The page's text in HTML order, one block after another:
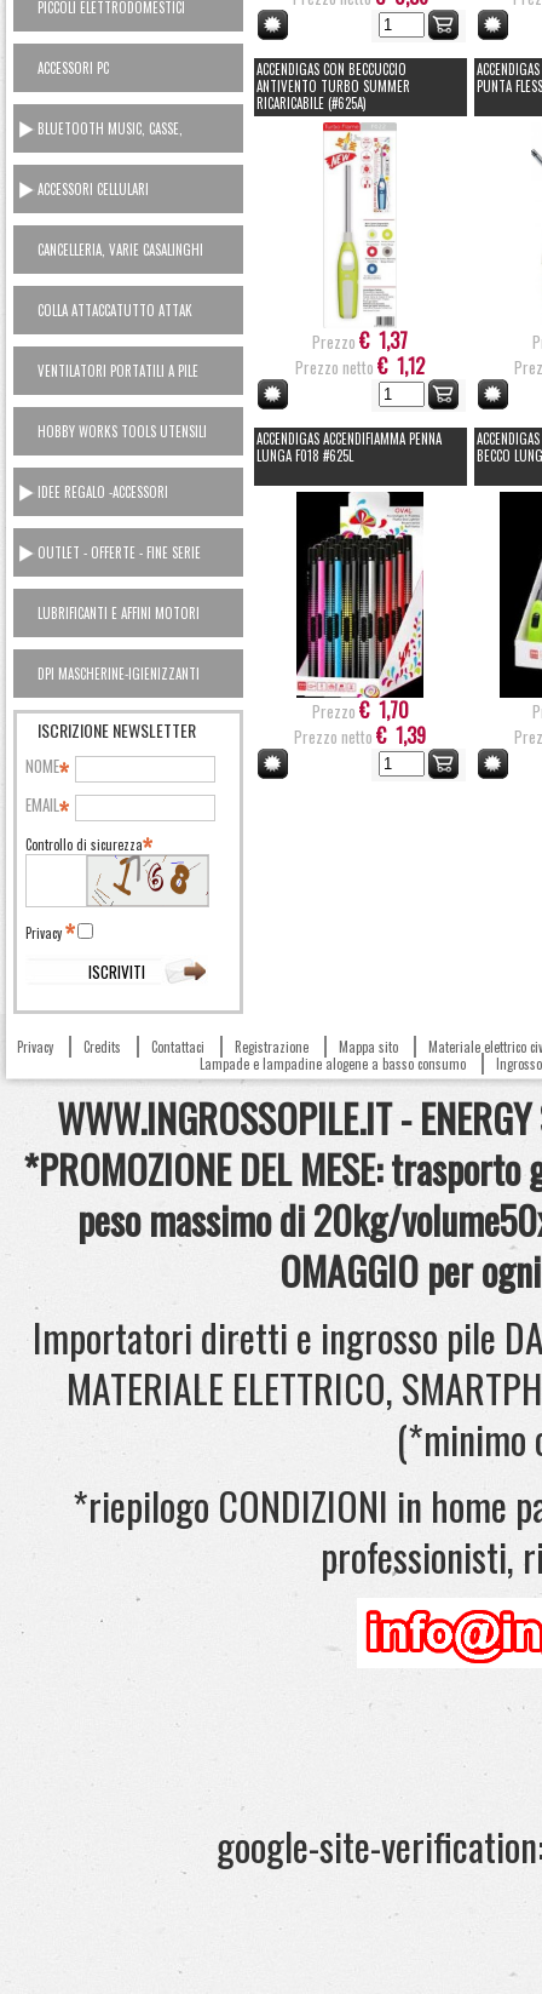
PICCOLI ELETTRODOMESTICI
AC230V
ACCESSORI PC
BLUETOOTH MUSIC, CASSE,
CUFFIE, MICROFONI, RADIO...
ACCESSORI CELLULARI
SMARTPHONES
CANCELLERIA, VARIE CASALINGHI
COLLA ATTACCATUTTO ATTAK
VENTILATORI PORTATILI A PILE
HOBBY WORKS TOOLS UTENSILI
CASA
IDEE REGALO -ACCESSORI
OUTLET - OFFERTE - FINE SERIE
LUBRIFICANTI E AFFINI MOTORI
AUTO OUTLET
DPI MASCHERINE-IGIENIZZANTI
ISCRIZIONE NEWSLETTER
NOME
EMAIL
Controllo di sicurezza
Privacy
ACCENDIGAS CON BECCUCCIO
ANTIVENTO TURBO SUMMER
RICARICABILE (#625A)
Prezzo € 1,37
Prezzo netto € 1,12
PUNTA
ACCENDIGAS ACCENDIFIAMMA PENNA
LUNGA F018 #625L
Prezzo € 1,70
Prezzo netto € 1,39
BECCO
Privacy Credits Contattaci Registrazione Mappa sito
Materiale elettrico
Lampade e lampadine alogene a basso consumo
WWW.INGROSSOPILE.IT -
*PROMOZIONE DEL MESE:
peso massimo di 20kg/
OMAGGIO per
Importatori diretti e ingrosso pile
MATERIALE ELETTRICO,
(*minimo
*riepilogo CONDIZIONI in home
professionisti,
google-site-